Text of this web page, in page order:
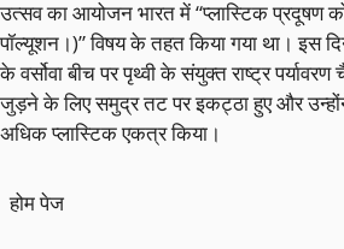
उत्सव का आयोजन भारत में “प्लास्टिक प्रदूषण
पॉल्यूशन।)” विषय के तहत किया गया था। इस
के वर्सोवा बीच पर पृथ्वी के संयुक्त राष्ट्र
जुड़ने के लिए समुद्र तट पर इकट्ठा हुए और
अधिक प्लास्टिक एकत्र किया।
होम पेज